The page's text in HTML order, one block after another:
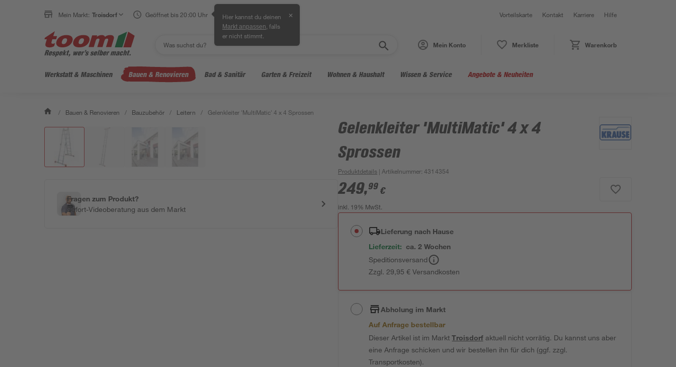
Mein Markt: Troisdorf Geöffnet bis 20:00 Uhr Hier kannst du deinen
Markt anpassen , falls
er nicht stimmt.
✕ Vorteilskarte Kontakt Karriere Hilfe
Mein Konto Merkliste Warenkorb
Werkstatt & Maschinen Bauen & Renovieren Bad & Sanitär Garten & Freizeit Wohnen & Haushalt Wissen & Service Angebote & Neuheiten
/ Bauen & Renovieren / Bauzubehör / Leitern / Gelenkleiter 'MultiMatic' 4 x 4 Sprossen
Fragen zum Produkt?
Sofort-Videoberatung aus dem Markt
Gelenkleiter 'MultiMatic' 4 x 4
Sprossen
Produktdetails | Artikelnummer:4314354
249,99 €
inkl. 19% MwSt.
Lieferung nach Hause
Lieferzeit: ca. 2 Wochen
Speditionsversand
Zzgl. 29,95 € Versandkosten
Abholung im Markt
Auf Anfrage bestellbar
Dieser Artikel ist im MarktTroisdorfaktuell nicht vorrätig. Du kannst uns aber
eine Anfrage schicken und wir bestellen ihn für dich (ggf. zzgl.
Transportkosten).